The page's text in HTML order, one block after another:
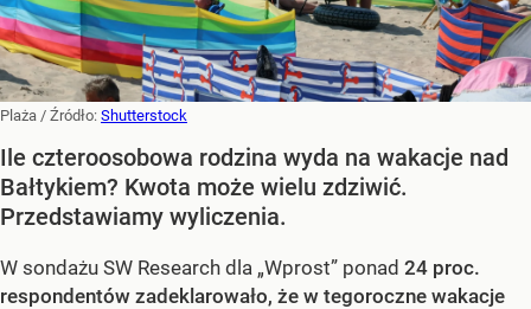
Plaża / Źródło: Shutterstock
Ile czteroosobowa rodzina wyda na wakacje nad
Bałtykiem? Kwota może wielu zdziwić.
Przedstawiamy wyliczenia.
W sondażu SW Research dla „Wprost” ponad 24 proc.
respondentów zadeklarowało, że w tegoroczne wakacje